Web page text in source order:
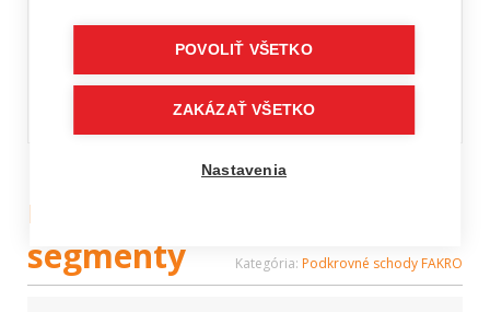
FAKRO LWF 60 výška
miestnosti 280 cm / 3
segmenty
Kategória: Podkrovné schody FAKRO
POVOLIŤ VŠETKO
ZAKÁZAŤ VŠETKO
Nastavenia